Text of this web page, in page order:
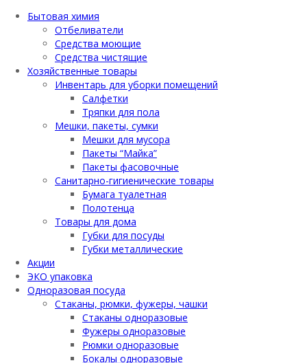
Бытовая химия
Отбеливатели
Средства моющие
Средства чистящие
Хозяйственные товары
Инвентарь для уборки помещений
Салфетки
Тряпки для пола
Мешки, пакеты, сумки
Мешки для мусора
Пакеты “Майка”
Пакеты фасовочные
Санитарно-гигиенические товары
Бумага туалетная
Полотенца
Товары для дома
Губки для посуды
Губки металлические
Акции
ЭКО упаковка
Одноразовая посуда
Стаканы, рюмки, фужеры, чашки
Стаканы одноразовые
Фужеры одноразовые
Рюмки одноразовые
Бокалы одноразовые